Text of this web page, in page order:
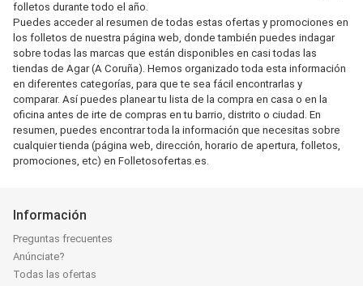
folletos durante todo el año.
Puedes acceder al resumen de todas estas ofertas y promociones en
los folletos de nuestra página web, donde también puedes indagar
sobre todas las marcas que están disponibles en casi todas las
tiendas de Agar (A Coruña). Hemos organizado toda esta información
en diferentes categorías, para que te sea fácil encontrarlas y
comparar. Así puedes planear tu lista de la compra en casa o en la
oficina antes de irte de compras en tu barrio, distrito o ciudad. En
resumen, puedes encontrar toda la información que necesitas sobre
cualquier tienda (página web, dirección, horario de apertura, folletos,
promociones, etc) en Folletosofertas.es.
Información
Preguntas frecuentes
Anúnciate?
Todas las ofertas